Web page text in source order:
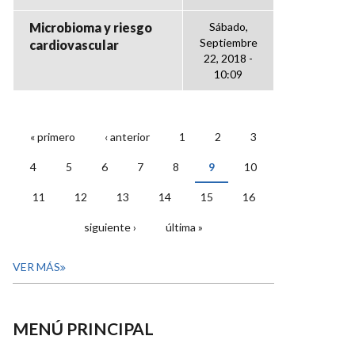
Microbioma y riesgo
cardiovascular
Sábado,
Septiembre
22, 2018 -
10:09
PÁGINAS
« primero ‹ anterior 1 2 3
4 5 6 7 8 9 10
11 12 13 14 15 16
siguiente › última »
VER MÁS
MENÚ PRINCIPAL